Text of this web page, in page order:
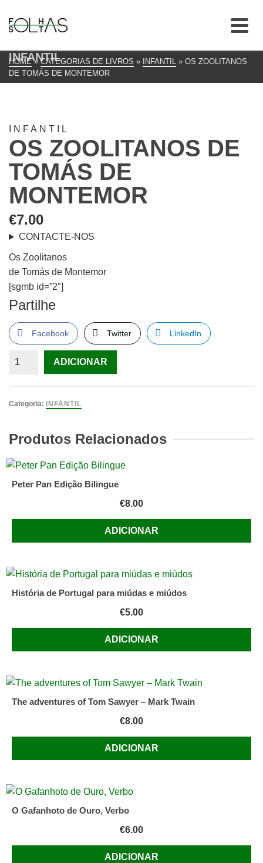
INFANTIL
HOME » CATEGORIAS DE LIVROS » INFANTIL » OS ZOOLITANOS
DE TOMÁS DE MONTEMOR
INFANTIL
OS ZOOLITANOS DE
TOMÁS DE
MONTEMOR
€7.00
CONTACTE-NOS
Os Zoolitanos
de Tomás de Montemor
[sgmb id=”2″]
Partilhe
Facebook Twitter LinkedIn
Quantidade
Zoolitanos
de
Montemor
ADICIONAR
Categoria: INFANTIL
Produtos Relacionados
Peter Pan Edição Bilingue
€8.00
ADICIONAR
História de Portugal para miúdas e miúdos
€5.00
ADICIONAR
The adventures of Tom Sawyer – Mark Twain
€8.00
ADICIONAR
O Gafanhoto de Ouro, Verbo
€6.00
ADICIONAR